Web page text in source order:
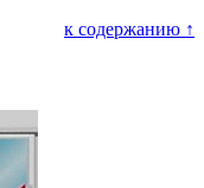
к содержанию ↑